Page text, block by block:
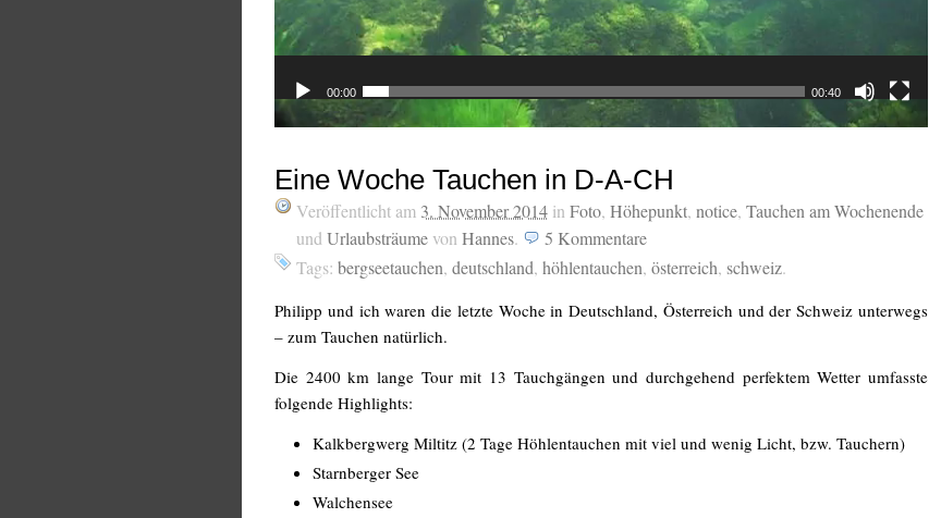
00:00 00:40
Eine Woche Tauchen in D-A-CH
Veröffentlicht am 3. November 2014 in Foto, Höhepunkt, notice, Tauchen am Wochenende
und Urlaubsträume von Hannes. 5 Kommentare
Tags: bergseetauchen, deutschland, höhlentauchen, österreich, schweiz.
Philipp und ich waren die letzte Woche in Deutschland, Österreich und der Schweiz unterwegs
– zum Tauchen natürlich.
Die 2400 km lange Tour mit 13 Tauchgängen und durchgehend perfektem Wetter umfasste
folgende Highlights:
Kalkbergwerg Miltitz (2 Tage Höhlentauchen mit viel und wenig Licht, bzw. Tauchern)
Starnberger See
Walchensee